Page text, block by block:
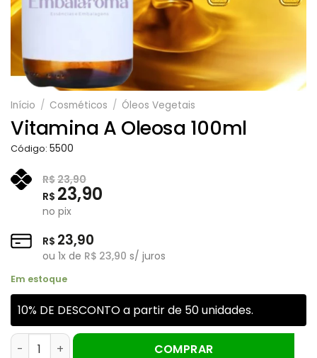
Início / Cosméticos / Óleos Vegetais
Vitamina A Oleosa 100ml
Código: 5500
R$23,90
R$ 23,90
no pix
R$ 23,90
ou 1x de R$ 23,90 s/ juros
Em estoque
10% DE DESCONTO a partir de 50 unidades.
Vitamina A Oleosa 100ml quantidade
COMPRAR